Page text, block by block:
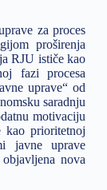
za proces
proširenja
RJU ističe kao
fazi procesa
uprave“ od
saradnju
motivaciju
kao prioritetnoj
javne uprave
nova